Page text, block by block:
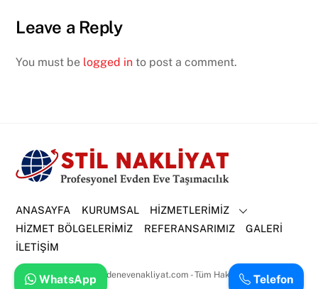
Leave a Reply
You must be logged in to post a comment.
Back
To
ANASAYFA KURUMSAL
HİZMETLERİMİZ
HİZMET BÖLGELERİMİZ
REFERANSARIMIZ
GALERİ
İLETİŞİM
Copright © 2000 stilevdenevenakliyat.com - Tüm Hakları SaklıdırTelefon
WhatsApp